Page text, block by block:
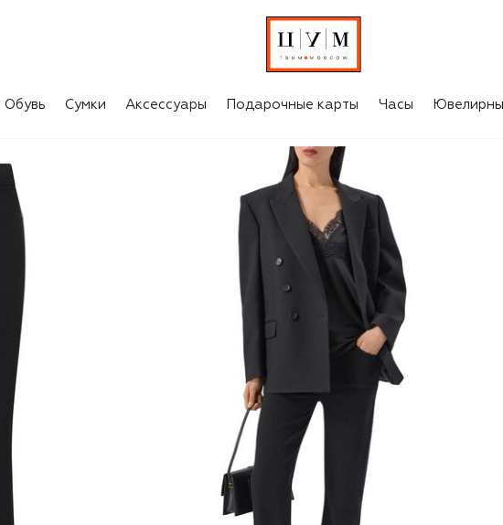
Обувь Сумки Аксессуары Подарочные карты Часы